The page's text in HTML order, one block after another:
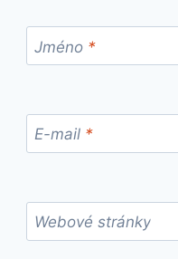
Jméno *
E-mail *
Webové stránky